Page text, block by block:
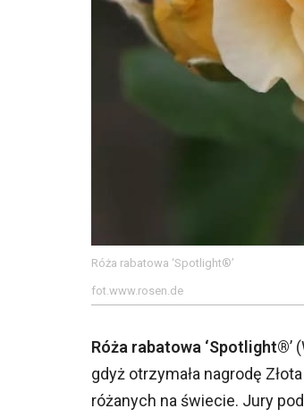
Róża rabatowa ‘Spotlight®’
fot.www.rosen.de
Róża rabatowa ‘Spotlight®’
gdyż otrzymała nagrodę
różanych na świecie. Jury